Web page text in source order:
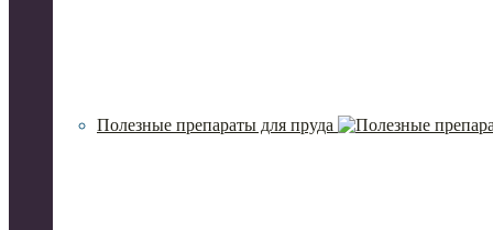
Полезные препараты для пруда